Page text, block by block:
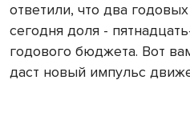
ответили, что два
сегодня доля -
годового бюджета. Вот
даст новый импульс